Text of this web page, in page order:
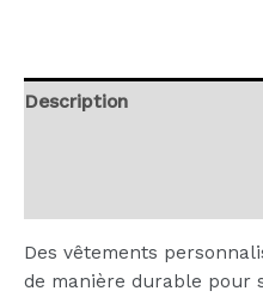
Description
Des vêtements
de manière durable pour